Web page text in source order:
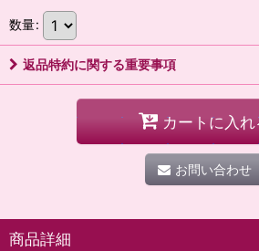
数量:
返品特約に関する重要事項
カートに入れ
お問い合わせ
商品詳細